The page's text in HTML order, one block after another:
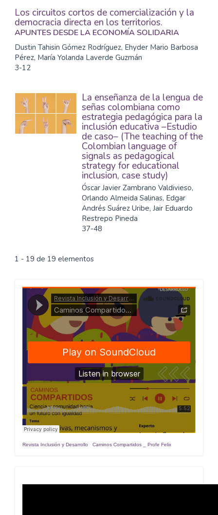
Los circuitos cortos de comercialización y la
democracia directa en los territorios.
APUNTES DESDE LA ECONOMÍA SOLIDARIA
Dustin Tahisin Gómez Rodríguez, Ehyder Mario Barbosa
Pérez, María Yolanda Laverde Guzmán
3-12
La enseñanza de la lengua de
señas colombiana como
estrategia pedagógica para la
inclusión educativa –Estudio
de caso– (The teaching of the
Colombian language of
signals as pedagogical
strategy for educational
inclusion, case study)
Óscar Javier Zambrano Valdivieso,
Orlando Almeida Salinas, Edgar
Andrés Suárez Uribe, Jair Eduardo
Restrepo Pineda
37-48
1 - 19 de 19 elementos
Caminos
Compartidos
Revista Inclusión y Desarrollo · Caminos Compartidos _ Profe Felix